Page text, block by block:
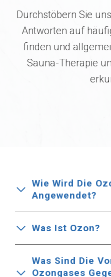
Durchstöbern Sie
Antworten auf
finden und
Sauna-Therapie
Wie Wird Die
Angewendet?
Was Ist Ozon?
Was Sind Die
Ozongases